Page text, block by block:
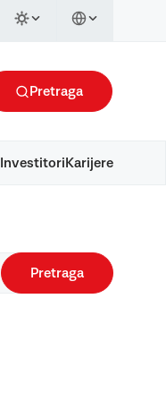
Pretraga
Investitori Karijere
Pretraga